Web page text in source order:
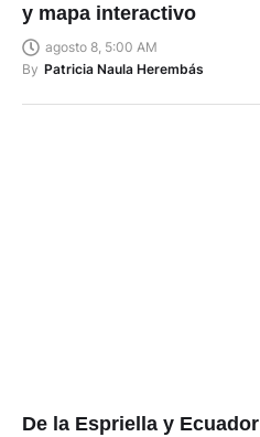
y mapa interactivo
agosto 8, 5:00 AM
By Patricia Naula Herembás
De la Espriella y Ecuador